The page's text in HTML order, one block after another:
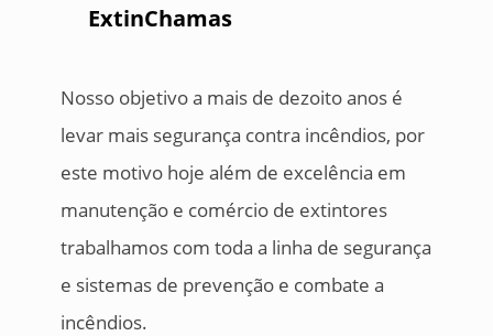
ExtinChamas
Nosso objetivo a mais de dezoito anos é
levar mais segurança contra incêndios, por
este motivo hoje além de excelência em
manutenção e comércio de extintores
trabalhamos com toda a linha de segurança
e sistemas de prevenção e combate a
incêndios.